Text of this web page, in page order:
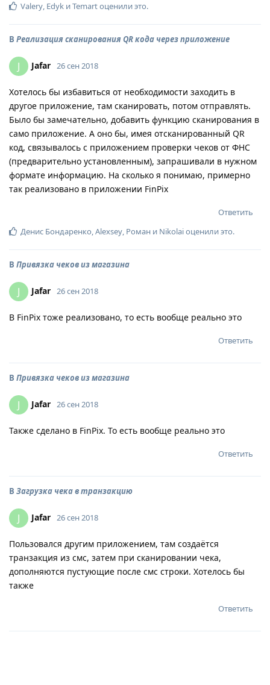
Valery, Edyk иTemartоценили это.
В Реализация сканирования QR кода через приложение
J Jafar 26 сен 2018
Хотелось бы избавиться от необходимости заходить в
другое приложение, там сканировать, потом отправлять.
Было бы замечательно, добавить функцию сканирования в
само приложение. А оно бы, имея отсканированный QR
код, связывалось с приложением проверки чеков от ФНС
(предварительно установленным), запрашивали в нужном
формате информацию. На сколько я понимаю, примерно
так реализовано в приложении FinPix
Ответить
Денис Бондаренко,Alexsey, Роман и Nikolaiоценили это.
В Привязка чеков из магазина
J Jafar 26 сен 2018
В FinPix тоже реализовано, то есть вообще реально это
Ответить
В Привязка чеков из магазина
J Jafar 26 сен 2018
Также сделано в FinPix. То есть вообще реально это
Ответить
В Загрузка чека в транзакцию
J Jafar 26 сен 2018
Пользовался другим приложением, там создаётся
транзакция из смс, затем при сканировании чека,
дополняются пустующие после смс строки. Хотелось бы
также
Ответить